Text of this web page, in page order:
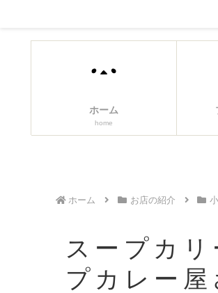
ホーム
home
ホーム お店の紹介
スープカ
プカレー屋